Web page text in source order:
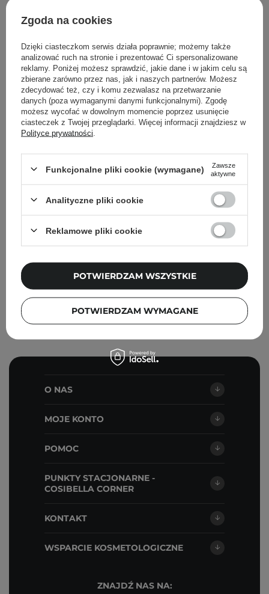
Pokaż więcej wpisów zMarzec 2020
Newsletter Cosibella
beauty nowości - prosto na maila!
Podaj swój adres email
Zgadzam się na otrzymywanie
prywatności.
ZAPISZ SIĘ
O NAS
MOJE KONTO
POMOC
PUNKTY STACJONARNE -
COSIBELLA CORNER
KONTAKT
WSPARCIE KOSMETOLOGICZNE
ZNAJDŹ NAS NA:
Zgoda na cookies
Dzięki ciasteczkom serwis działa poprawnie; możemy także
analizować ruch na stronie i prezentować Ci spersonalizowane
reklamy. Poniżej możesz sprawdzić, jakie dane i w jakim celu są
zbierane zarówno przez nas, jak i naszych partnerów. Możesz
zdecydować też, czy i komu zezwalasz na przetwarzanie
danych (poza wymaganymi danymi funkcjonalnymi). Zgodę
możesz wycofać w dowolnym momencie poprzez usunięcie
ciasteczek z Twojej przeglądarki. Więcej informacji znajdziesz w
Polityce prywatności
Funkcjonalne pliki cookie (wymagane)
Zawsze
aktywne
Analityczne pliki cookie
Reklamowe pliki cookie
POTWIERDZAM WYMAGANE
POTWIERDZAM WSZYSTKIE